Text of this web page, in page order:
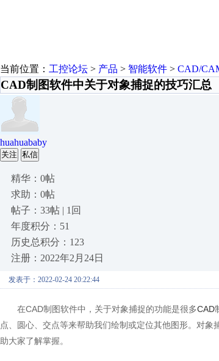
当前位置： 工控论坛 > 产品 > 智能软件 > CAD/
CAD制图软件中关于对象捕捉的技巧汇总
huahuababy
关注 私信
精华：0帖
求助：0帖
帖子：33帖 | 1回
年度积分：51
历史总积分：123
注册：2022年2月24日
发表于：2022-02-24 20:22:44
在CAD制图软件中，关于对象捕捉的功能是很多CAD
点、圆心、交点等来帮助我们绘制或定位其他图形。对
助大家了解掌握。